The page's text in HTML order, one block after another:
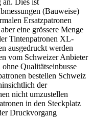
(Bauweise)
Ersatzpatronen
eine grössere Menge
Tintenpatronen XL-
ausgedruckt werden
vom Schweizer Anbieter
Qualitätseinbusse
bestellen Schweiz
der
nicht umzustellen
in den Steckplatz
Druckvorgang